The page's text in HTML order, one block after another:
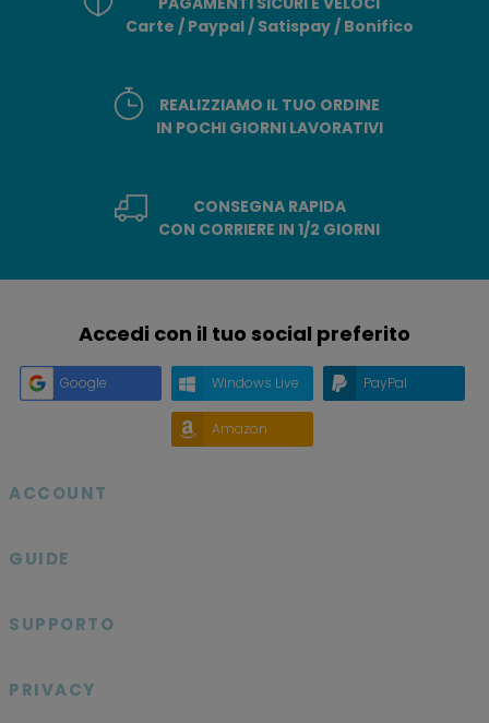
Carte / Paypal / Satispay / Bonifico
REALIZZIAMO IL TUO ORDINE
IN POCHI GIORNI LAVORATIVI
CONSEGNA RAPIDA
CON CORRIERE IN 1/2 GIORNI
Accedi con il tuo social preferito
Google Windows Live PayPal
Amazon
ACCOUNT
GUIDE
SUPPORTO
PRIVACY